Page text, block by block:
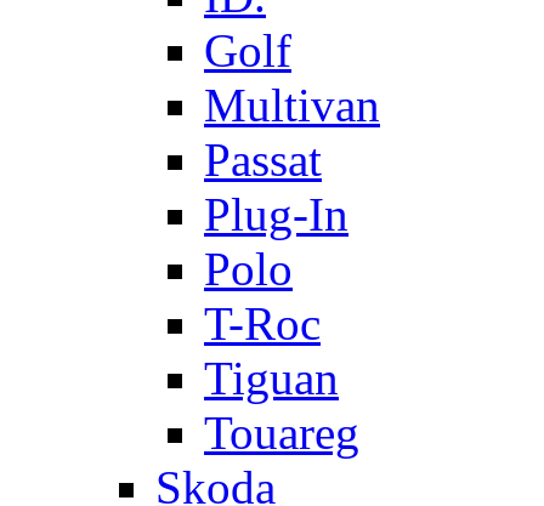
Golf
Multivan
Passat
Plug-In
Polo
T-Roc
Tiguan
Touareg
Skoda